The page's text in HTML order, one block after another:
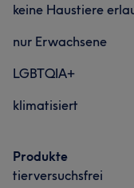
keine Haustiere
nur Erwachsene
LGBTQIA+
klimatisiert
Produkte
tierversuchsfrei